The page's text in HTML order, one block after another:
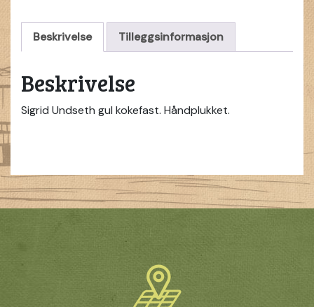
Beskrivelse Tilleggsinformasjon
Beskrivelse
Sigrid Undseth gul kokefast. Håndplukket.